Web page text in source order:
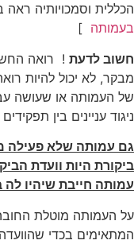
הכללית וסמכויותיה ראה
בעמותה ]
חשוב לדעת ! רואה
מבקר, לא יכול להיות
של העמותה או שעושה
ניגוד עניינים בין
גם עמותה שלא פעילה
ביקורת היות וועדת
עמותה חייבת שיהיו
על העמותה מוטלת
המתאימים בכדי